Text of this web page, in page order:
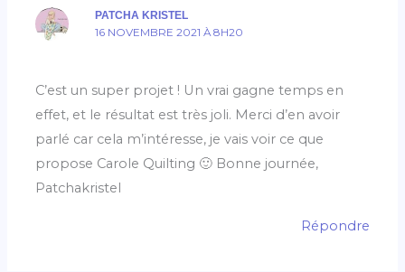
PATCHA KRISTEL
16 NOVEMBRE 2021 À 8H20
C’est un super projet ! Un vrai gagne temps en
effet, et le résultat est très joli. Merci d’en avoir
parlé car cela m’intéresse, je vais voir ce que
propose Carole Quilting 🙂 Bonne journée,
Patchakristel
Répondre